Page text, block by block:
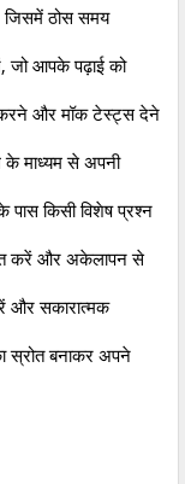
जिसमें ठोस समय
जो आपके पढ़ाई को
करने और मॉक टेस्ट्स देने
के माध्यम से अपनी
किसी विशेष प्रश्न
करें और अकेलापन से
और सकारात्मक
स्रोत बनाकर अपने